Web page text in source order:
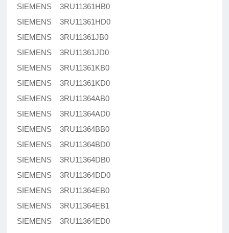
SIEMENS 3RU11361HB0
SIEMENS 3RU11361HD0
SIEMENS 3RU11361JB0
SIEMENS 3RU11361JD0
SIEMENS 3RU11361KB0
SIEMENS 3RU11361KD0
SIEMENS 3RU11364AB0
SIEMENS 3RU11364AD0
SIEMENS 3RU11364BB0
SIEMENS 3RU11364BD0
SIEMENS 3RU11364DB0
SIEMENS 3RU11364DD0
SIEMENS 3RU11364EB0
SIEMENS 3RU11364EB1
SIEMENS 3RU11364ED0